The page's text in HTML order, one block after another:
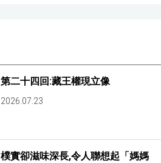
第二十四回:藏王權現立像
2026.07.23
樸實卻滋味深長,令人聯想起「媽媽